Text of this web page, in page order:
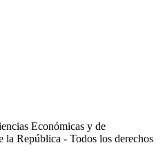
Económicas y de
República - Todos los derechos